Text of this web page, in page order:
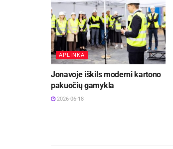
APLINKA
Jonavoje iškils moderni kartono
pakuočių gamykla
2026-06-18